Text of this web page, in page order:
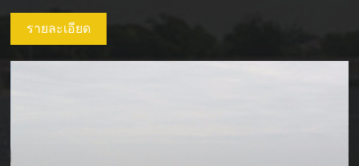
รายละเอียด